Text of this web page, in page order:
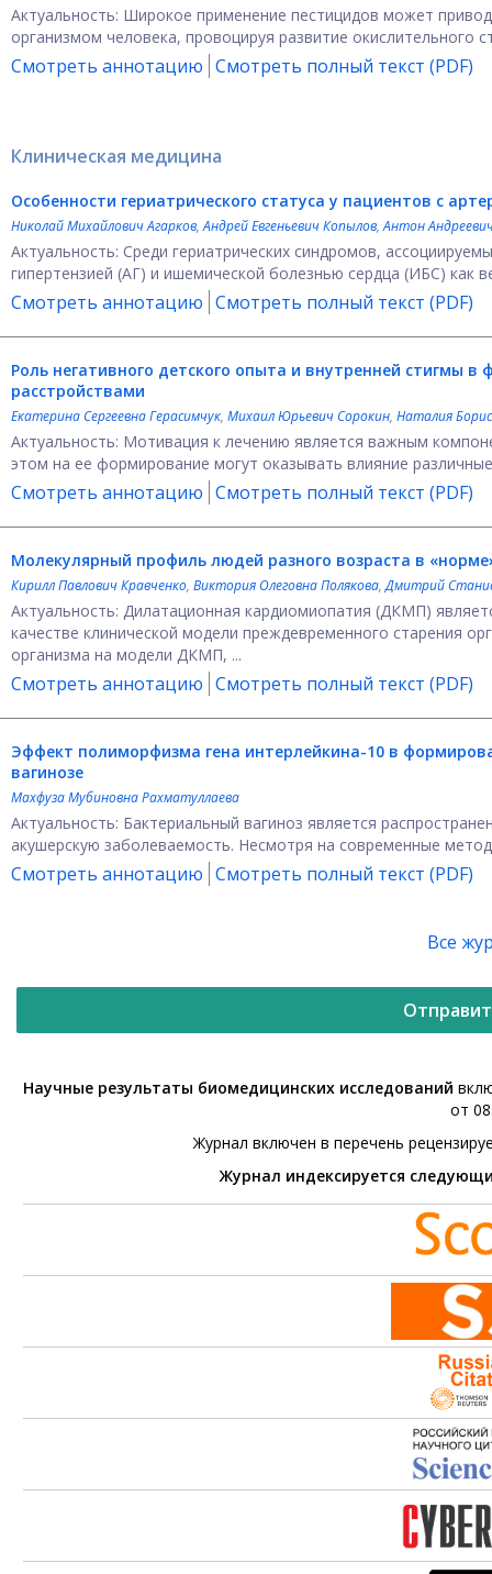
Актуальность: Широкое применение пестицидов может
организмом человека, провоцируя развитие окислительного
Смотреть аннотацию Смотреть полный текст (PDF)
Клиническая медицина
Особенности гериатрического статуса у пациентов с
Николай Михайлович Агарков,Андрей Евгеньевич Копылов,Антон
Актуальность: Среди гериатрических синдромов,
гипертензией (АГ) и ишемической болезнью сердца (ИБС) как
Смотреть аннотацию Смотреть полный текст (PDF)
Роль негативного детского опыта и внутренней стигмы
расстройствами
Екатерина Сергеевна Герасимчук, Михаил Юрьевич Сорокин, Наталия
Актуальность: Мотивация к лечению является важным
этом на ее формирование могут оказывать влияние
Смотреть аннотацию Смотреть полный текст (PDF)
Молекулярный профиль людей разного возраста в
Кирилл Павлович Кравченко, Виктория Олеговна Полякова,Дмитрий
Актуальность: Дилатационная кардиомиопатия (ДКМП)
качестве клинической модели преждевременного старения
организма на модели ДКМП, ...
Смотреть аннотацию Смотреть полный текст (PDF)
Эффект полиморфизма гена интерлейкина-10 в
вагинозе
Махфуза Мубиновна Рахматуллаева
Актуальность: Бактериальный вагиноз является
акушерскую заболеваемость. Несмотря на современные
Смотреть аннотацию Смотреть полный текст (PDF)
Все
Научные результаты биомедицинских исследований
от
Журнал включен в перечень
Журнал индексируется